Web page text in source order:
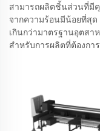
สามารถผลิตชิ้นส่วนที่มี
จากความร้อนมีน้อยที่สุ
เกินกว่ามาตรฐานอุตสา
สำหรับการผลิตที่ต้องกา